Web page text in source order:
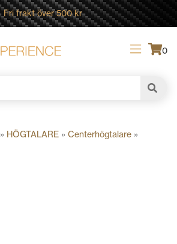
Fri frakt över 500 kr
0
» HÖGTALARE » Centerhögtalare »